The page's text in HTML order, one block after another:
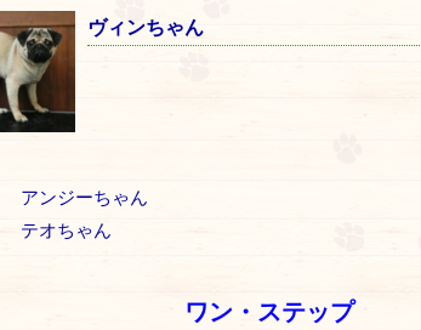
ヴィンちゃん
アンジーちゃん
テオちゃん
ワン・ステップ